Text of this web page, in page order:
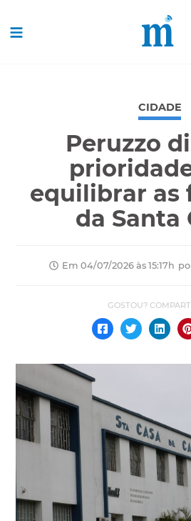
CIDADE
Peruzzo
equilibrar as
da Santa
Em 04/07/2026 às 15:17h